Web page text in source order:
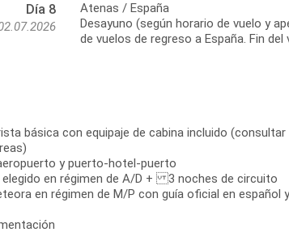
Día 8
Atenas / España
Desayuno (según horario de vuelo y
de vuelos de regreso a España. Fin del
básica con equipaje de cabina incluido (consultar
y puerto-hotel-puerto
en régimen de A/D + 3 noches de circuito
en régimen de M/P con guía oficial en español y